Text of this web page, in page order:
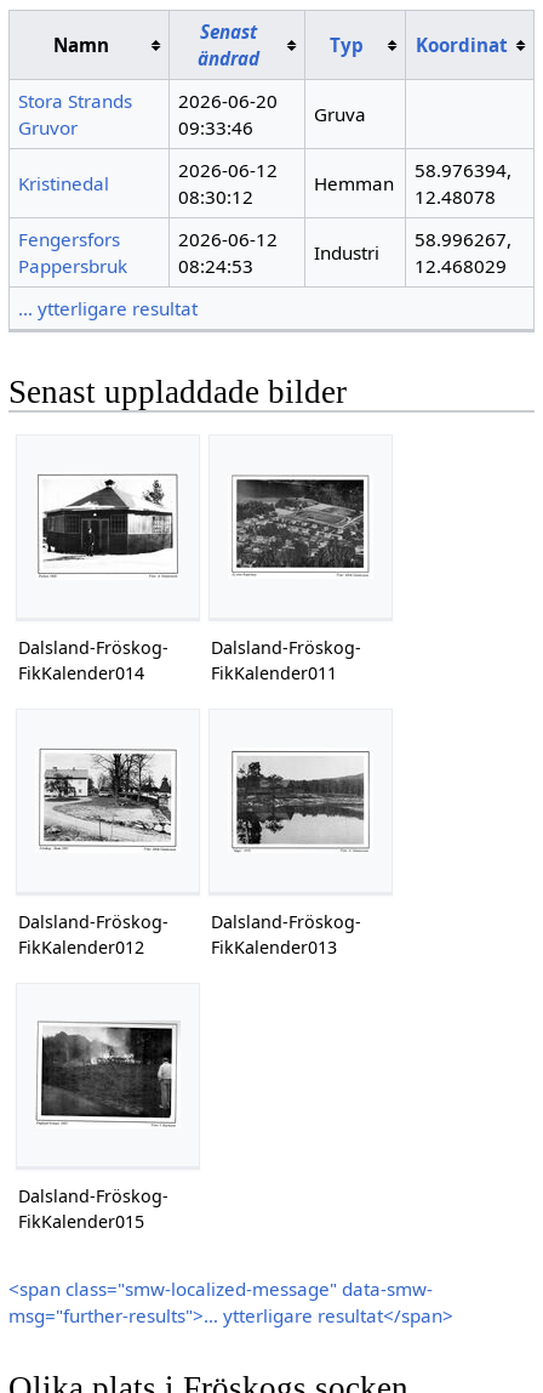
Namn
Senast
ändrad
Typ Koordinat
Stora Strands
Gruvor
2026-06-20
09:33:46
Gruva
Kristinedal
2026-06-12
08:30:12
Hemman
58.976394,
12.48078
Fengersfors
Pappersbruk
2026-06-12
08:24:53
Industri
58.996267,
12.468029
… ytterligare resultat
Senast uppladdade bilder
Dalsland-Fröskog-
FikKalender014
Dalsland-Fröskog-
FikKalender011
Dalsland-Fröskog-
FikKalender012
Dalsland-Fröskog-
FikKalender013
Dalsland-Fröskog-
FikKalender015
<span class="smw-localized-message" data-smw-
msg="further-results">… ytterligare resultat</span>